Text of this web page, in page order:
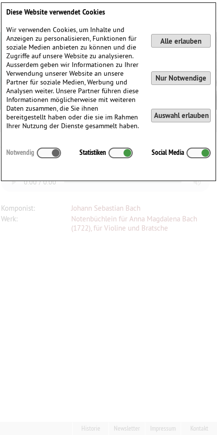
Notenbüchlein (1722) - 5. Gavotte
Komponist:
Johann Sebastian Bach
Werk:
Notenbüchlein für Anna Magdalena Bach
(1722), für Violine und Bratsche
Historie Newsletter Impressum Kontakt
Diese Website verwendet Cookies
Wir verwenden Cookies, um Inhalte und
Anzeigen zu personalisieren, Funktionen für
soziale Medien anbieten zu können und die
Zugriffe auf unsere Website zu analysieren.
Ausserdem geben wir Informationen zu Ihrer
Verwendung unserer Website an unsere
Partner für soziale Medien, Werbung und
Analysen weiter. Unsere Partner führen diese
Informationen möglicherweise mit weiteren
Daten zusammen, die Sie ihnen
bereitgestellt haben oder die sie im Rahmen
Ihrer Nutzung der Dienste gesammelt haben.
Alle erlauben
Nur Notwendige
Auswahl erlauben
Notwendig Statistiken Social Media